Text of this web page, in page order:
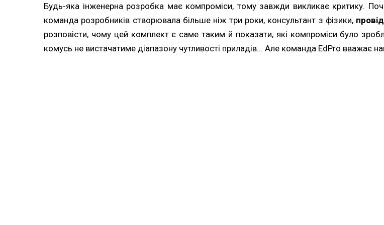
Будь-яка інженерна розробка має компроміси, тому завжди викликає критику.
команда розробників створювала більше ніж три роки, консультант з фізики,
розповісти, чому цей комплект є саме таким й показати, які компроміси було
комусь не вистачатиме діапазону чутливості приладів... Але команда EdPro вважає